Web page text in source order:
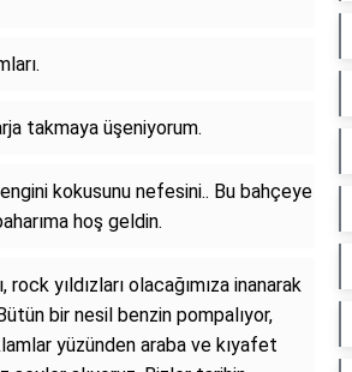
takmaya üşeniyorum.
kokusunu nefesini.. Bu bahçeye
hoş geldin.
yıldızları olacağımıza inanarak
bir nesil benzin pompalıyor,
yüzünden araba ve kıyafet